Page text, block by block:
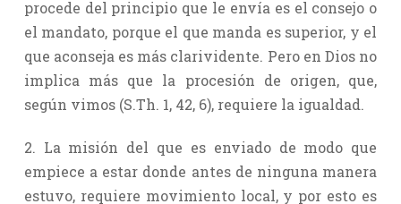
procede del principio que le envía es el consejo o
el mandato, porque el que manda es superior, y el
que aconseja es más clarividente. Pero en Dios no
implica más que la procesión de origen, que,
según vimos (S.Th. 1, 42, 6), requiere la igualdad.
2. La misión del que es enviado de modo que
empiece a estar donde antes de ninguna manera
estuvo, requiere movimiento local, y por esto es